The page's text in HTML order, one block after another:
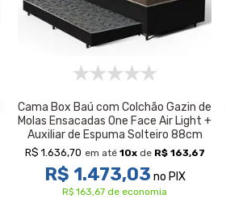
Cama Box Baú com Colchão Gazin de
Molas Ensacadas One Face Air Light +
Auxiliar de Espuma Solteiro 88cm
R$ 1.636,70 em até 10xde R$ 163,67
R$ 1.473,03 no PIX
R$ 163,67 de economia